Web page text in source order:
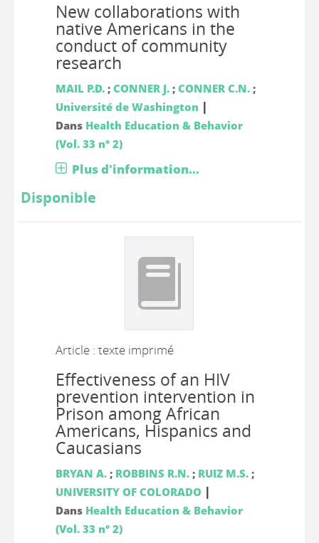
New collaborations with
native Americans in the
conduct of community
research
MAIL P.D.; CONNER J.; CONNER C.N.;
Université de Washington |
Dans Health Education & Behavior
(Vol. 33 n° 2)
Plus d'information...
Disponible
Article : texte imprimé
Effectiveness of an HIV
prevention intervention in
Prison among African
Americans, Hispanics and
Caucasians
BRYAN A.; ROBBINS R.N.; RUIZ M.S.;
UNIVERSITY OF COLORADO |
Dans Health Education & Behavior
(Vol. 33 n° 2)